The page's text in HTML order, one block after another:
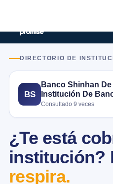
DIRECTORIO DE
BS
Banco Shinhan De
Institución De
Consultado 9 veces
¿Te está
institución?
respira.